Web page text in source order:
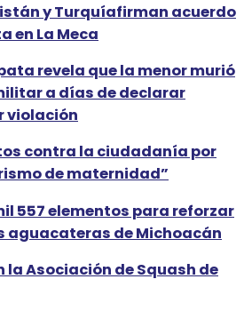
y Turquíafirman acuerdo
en La Meca
revela que la menor murió
a días de declarar
violación
contra la ciudadanía por
de maternidad”
557 elementos para reforzar
aguacateras de Michoacán
la Asociación de Squash de